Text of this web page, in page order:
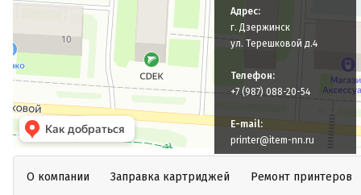
Компьютерный ремонт и услуги в Дзержинске
Ремонт оргтехники в Дзержинске
Адрес:
г. Дзержинск
ул. Терешковой д.4
Телефон:
+7 (987) 088-20-54
E-mail:
printer@item-nn.ru
О компании Заправка картриджей Ремонт принтеров